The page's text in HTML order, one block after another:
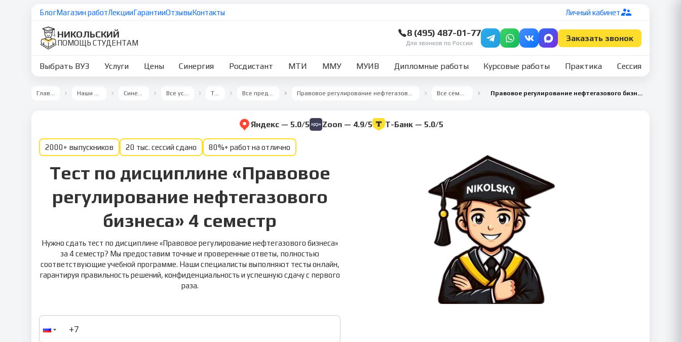
БлогМагазин работЛекцииГарантииОтзывыКонтакты Личный кабинет
НИКОЛЬСКИЙ
ПОМОЩЬ СТУДЕНТАМ
8 (495) 487-01-77
Для звонков по России
Заказать звонок
Выбрать ВУЗ Услуги Цены Синергия Росдистант МТИ ММУ МУИВ Дипломные работы Курсовые работы Практика Сессия
Главная Наши ВУЗы Синергия Все услуги Тест Все предметы Правовое регулирование нефтегазового бизнеса Все семестры Правовое регулирование нефтегазового бизнеса 4 семестр
Яндекс — 5.0/5 Zoon — 4.9/5 Т-Банк — 5.0/5
2000+ выпускников 20 тыс. сессий сдано 80%+ работ на отлично
Тест по дисциплине «Правовое
регулирование нефтегазового
бизнеса» 4 семестр
Нужно сдать тест по дисциплине «Правовое регулирование нефтегазового бизнеса»
за 4 семестр? Мы предоставим точные и проверенные ответы, полностью
соответствующие учебной программе. Наши специалисты выполняют тесты онлайн,
гарантируя правильность решений, конфиденциальность и успешную сдачу с первого
раза.